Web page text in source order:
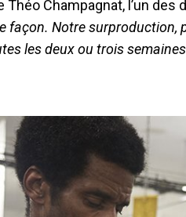
Champagnat, l’un
façon. Notre surproduction,
les deux ou trois